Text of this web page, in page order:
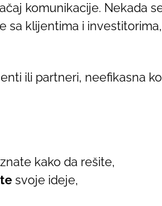
komunikacije. Nekada
sa klijentima i
ili partneri, neefikasna
kako da rešite,
svoje ideje,